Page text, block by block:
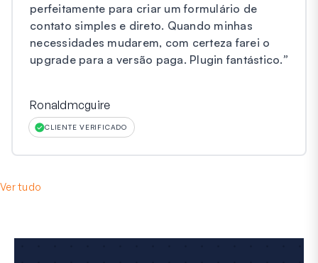
perfeitamente para criar um formulário de
contato simples e direto. Quando minhas
necessidades mudarem, com certeza farei o
upgrade para a versão paga. Plugin fantástico.”
Ronaldmcguire
CLIENTE VERIFICADO
Ver tudo